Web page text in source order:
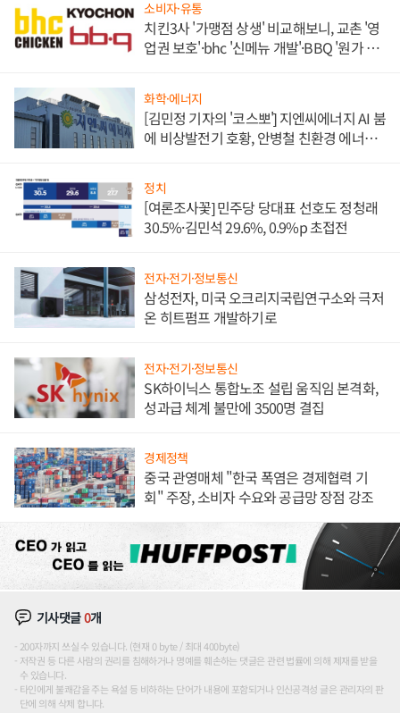
소비자·유통
치킨3사 '가맹점 상생' 비교해보니, 교촌 '영
업권 보호'·bhc '신메뉴 개발'·BBQ '원가 부
화학·에너지
[김민정 기자의 '코스뽀'] 지엔씨에너지 AI 붐
에 비상발전기 호황, 안병철 친환경 에너지
정치
[여론조사꽃] 민주당 당대표 선호도 정청래
30.5%·김민석 29.6%, 0.9%p 초접전
전자·전기·정보통신
삼성전자, 미국 오크리지국립연구소와 극저
온 히트펌프 개발하기로
전자·전기·정보통신
SK하이닉스 통합노조 설립 움직임 본격화,
성과급 체계 불만에 3500명 결집
경제정책
중국 관영매체 "한국 폭염은 경제협력 기
회" 주장, 소비자 수요와 공급망 장점 강조
기사댓글0개
200자까지 쓰실 수 있습니다. (현재 0 byte / 최대 400byte)
저작권 등 다른 사람의 권리를 침해하거나 명예를 훼손하는 댓글은 관련 법률에 의해 제재를 받을
수 있습니다.
타인에게 불쾌감을 주는 욕설 등 비하하는 단어가 내용에 포함되거나 인신공격성 글은 관리자의 판
단에 의해 삭제 합니다.